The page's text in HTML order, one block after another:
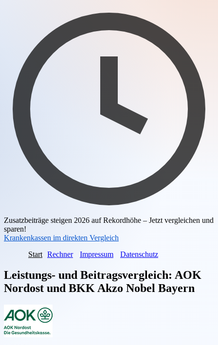
Zusatzbeiträge steigen 2026 auf Rekordhöhe – Jetzt vergleichen und
sparen!
Krankenkassen im direkten Vergleich
Start Rechner Impressum Datenschutz
Leistungs- und Beitragsvergleich: AOK
Nordost und BKK Akzo Nobel Bayern